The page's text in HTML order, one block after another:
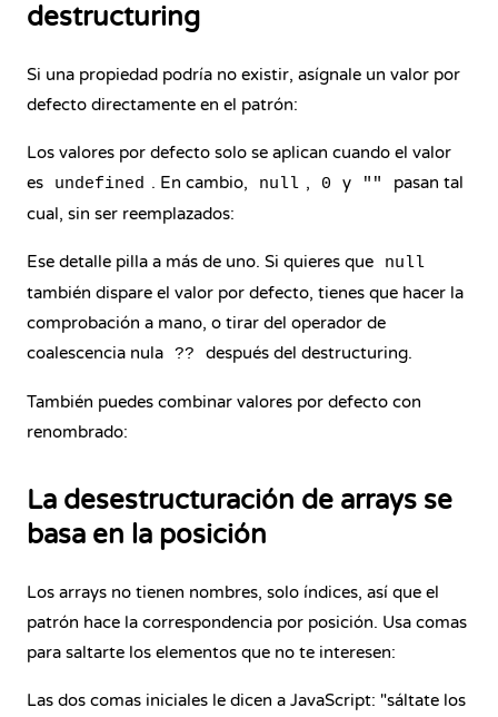
destructuring
Si una propiedad podría no existir, asígnale un valor por
defecto directamente en el patrón:
Los valores por defecto solo se aplican cuando el valor
es
undefined . En cambio, null , 0 y ""
pasan tal
cual, sin ser reemplazados:
Ese detalle pilla a más de uno. Si quieres que null
también dispare el valor por defecto, tienes que hacer la
comprobación a mano, o tirar del operador de
coalescencia nula ?? después del destructuring.
También puedes combinar valores por defecto con
renombrado:
La desestructuración de arrays se
basa en la posición
Los arrays no tienen nombres, solo índices, así que el
patrón hace la correspondencia por posición. Usa comas
para saltarte los elementos que no te interesen:
Las dos comas iniciales le dicen a JavaScript: "sáltate los